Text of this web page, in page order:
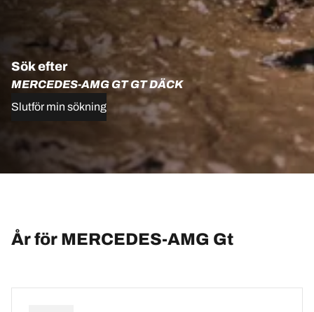
Sök efter
MERCEDES-AMG GT GT DÄCK
Slutför min sökning
År för MERCEDES-AMG Gt